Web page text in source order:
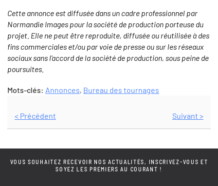
Cette annonce est diffusée dans un cadre professionnel par
Normandie Images pour la société de production porteuse du
projet. Elle ne peut être reproduite, diffusée ou réutilisée à des
fins commerciales et/ou par voie de presse ou sur les réseaux
sociaux sans l’accord de la société de production, sous peine de
poursuites.
Mots-clés: Annonces, Bureau des tournages
< Précédent Suivant >
VOUS SOUHAITEZ RECEVOIR NOS ACTUALITÉS, INSCRIVEZ-VOUS ET
SOYEZ LES PREMIERS AU COURANT !